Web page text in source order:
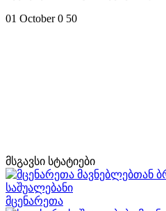
01 October 0 50
მსგავსი სტატიები
მცენარეთა